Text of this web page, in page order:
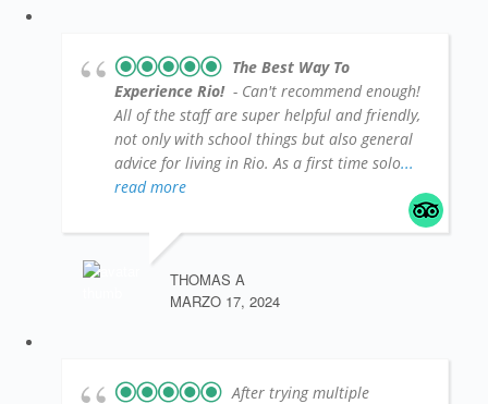
The Best Way To
Experience Rio! - Can't recommend enough!
All of the staff are super helpful and friendly,
not only with school things but also general
advice for living in Rio. As a first time solo...
read more
THOMAS A
MARZO 17, 2024
After trying multiple